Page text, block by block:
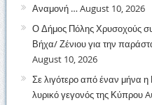
Αναμονή … August 10, 2026
Ο Δήμος Πόλης Χρυσοχούς
Βήχα/ Ζένιου για την
August 10, 2026
Σε λιγότερο από έναν μήνα
λυρικό γεγονός της Κύπρου